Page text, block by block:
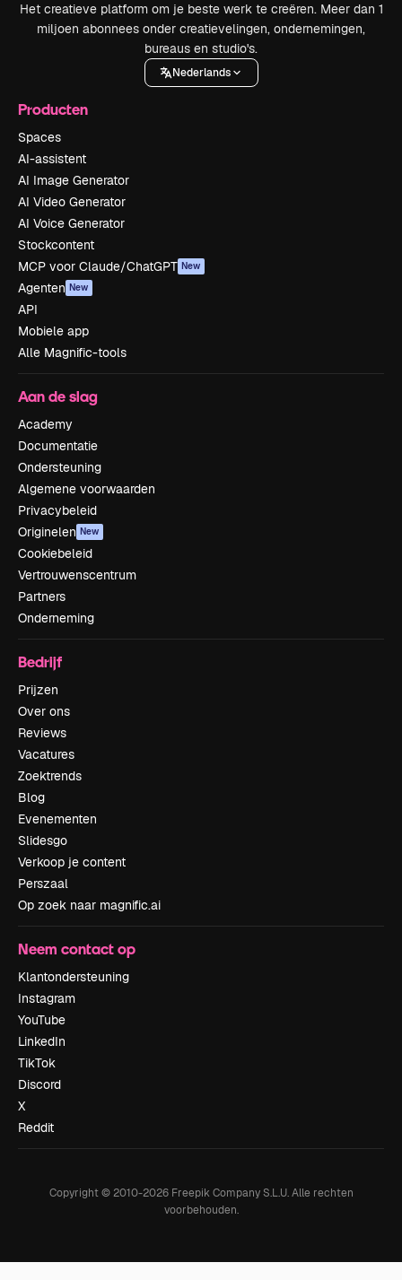
Het creatieve platform om je beste werk te creëren. Meer dan 1
miljoen abonnees onder creatievelingen, ondernemingen,
bureaus en studio's.
Nederlands
Producten
Spaces
AI-assistent
AI Image Generator
AI Video Generator
AI Voice Generator
Stockcontent
MCP voor Claude/ChatGPT New
Agenten New
API
Mobiele app
Alle Magnific-tools
Aan de slag
Academy
Documentatie
Ondersteuning
Algemene voorwaarden
Privacybeleid
Originelen New
Cookiebeleid
Vertrouwenscentrum
Partners
Onderneming
Bedrijf
Prijzen
Over ons
Reviews
Vacatures
Zoektrends
Blog
Evenementen
Slidesgo
Verkoop je content
Perszaal
Op zoek naar magnific.ai
Neem contact op
Klantondersteuning
Instagram
YouTube
LinkedIn
TikTok
Discord
X
Reddit
Copyright © 2010-2026Freepik Company S.L.U. Alle rechten
voorbehouden.